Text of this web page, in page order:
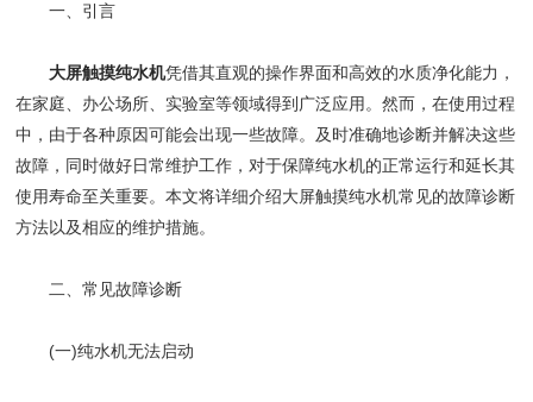
一、引言
大屏触摸纯水机凭借其直观的操作界面和高效的水质净化能力，
在家庭、办公场所、实验室等领域得到广泛应用。然而，在使用过程
中，由于各种原因可能会出现一些故障。及时准确地诊断并解决这些
故障，同时做好日常维护工作，对于保障纯水机的正常运行和延长其
使用寿命至关重要。本文将详细介绍大屏触摸纯水机常见的故障诊断
方法以及相应的维护措施。
二、常见故障诊断
(一)纯水机无法启动